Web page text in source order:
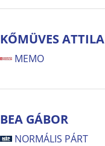
KŐMÜVES ATTILA
MEMO
BEA GÁBOR
NORMÁLIS PÁRT